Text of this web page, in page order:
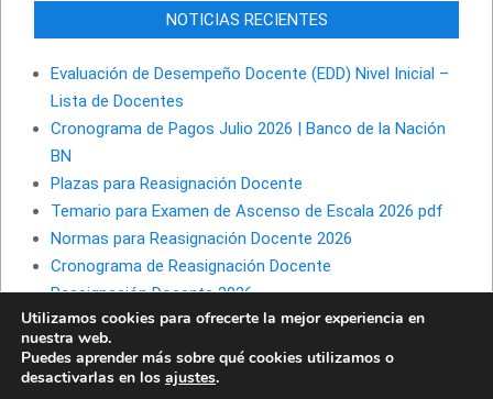
NOTICIAS RECIENTES
Evaluación de Desempeño Docente (EDD) Nivel Inicial –
Lista de Docentes
Cronograma de Pagos Julio 2026 | Banco de la Nación
BN
Plazas para Reasignación Docente
Temario para Examen de Ascenso de Escala 2026 pdf
Normas para Reasignación Docente 2026
Cronograma de Reasignación Docente
Reasignación Docente 2026
Utilizamos cookies para ofrecerte la mejor experiencia en
nuestra web.
Puedes aprender más sobre qué cookies utilizamos o
desactivarlas en los ajustes.